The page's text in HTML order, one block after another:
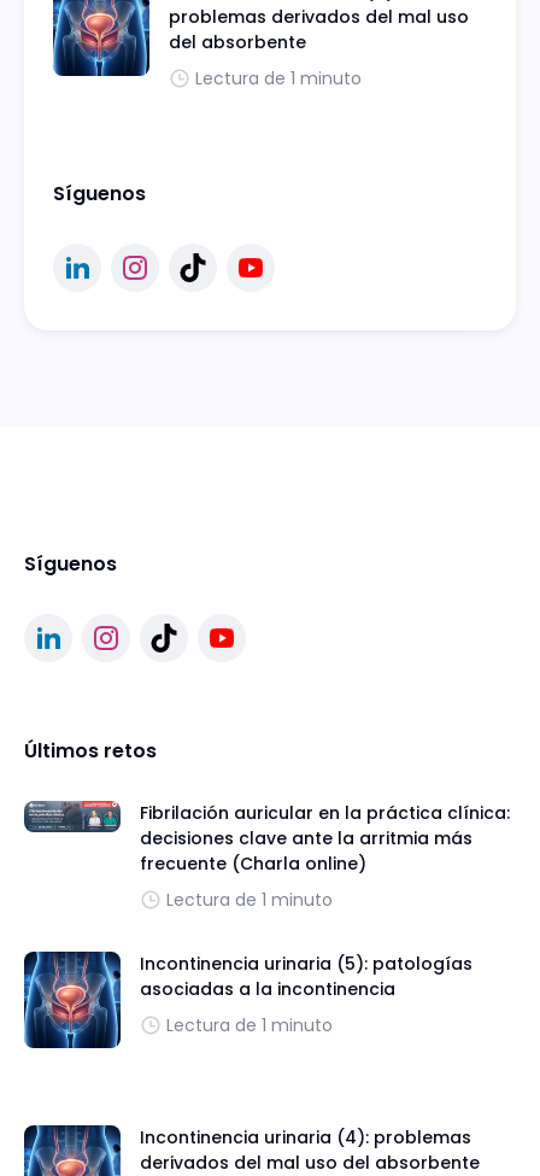
problemas derivados del mal uso
del absorbente
Lectura de 1 minuto
Síguenos
Síguenos
Últimos retos
Fibrilación auricular en la práctica clínica:
decisiones clave ante la arritmia más
frecuente (Charla online)
Lectura de 1 minuto
Incontinencia urinaria (5): patologías
asociadas a la incontinencia
Lectura de 1 minuto
Incontinencia urinaria (4): problemas
derivados del mal uso del absorbente